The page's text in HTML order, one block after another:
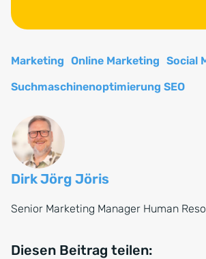
Marketing Online Marketing Social
Suchmaschinenoptimierung SEO
Dirk Jörg Jöris
Senior Marketing Manager Human
Diesen Beitrag teilen: